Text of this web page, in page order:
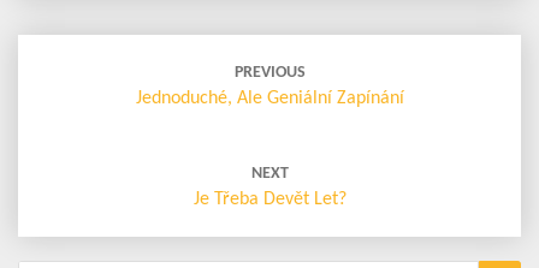
PREVIOUS
Jednoduché, Ale Geniální Zapínání
NEXT
Je Třeba Devět Let?